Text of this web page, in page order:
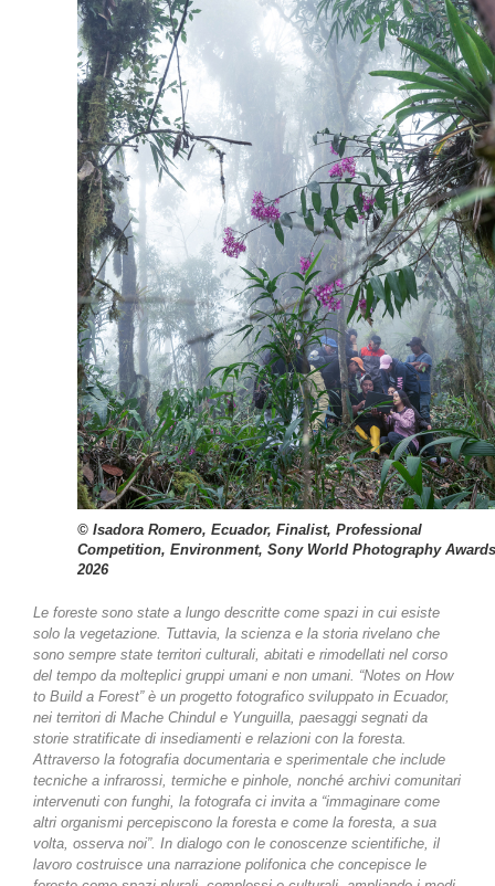
© Isadora Romero, Ecuador, Finalist, Professional
Competition, Environment, Sony World Photography Awards
2026
Le foreste sono state a lungo descritte come spazi in cui esiste
solo la vegetazione. Tuttavia, la scienza e la storia rivelano che
sono sempre state territori culturali, abitati e rimodellati nel corso
del tempo da molteplici gruppi umani e non umani. “Notes on How
to Build a Forest” è un progetto fotografico sviluppato in Ecuador,
nei territori di Mache Chindul e Yunguilla, paesaggi segnati da
storie stratificate di insediamenti e relazioni con la foresta.
Attraverso la fotografia documentaria e sperimentale che include
tecniche a infrarossi, termiche e pinhole, nonché archivi comunitari
intervenuti con funghi, la fotografa ci invita a “immaginare come
altri organismi percepiscono la foresta e come la foresta, a sua
volta, osserva noi”. In dialogo con le conoscenze scientifiche, il
lavoro costruisce una narrazione polifonica che concepisce le